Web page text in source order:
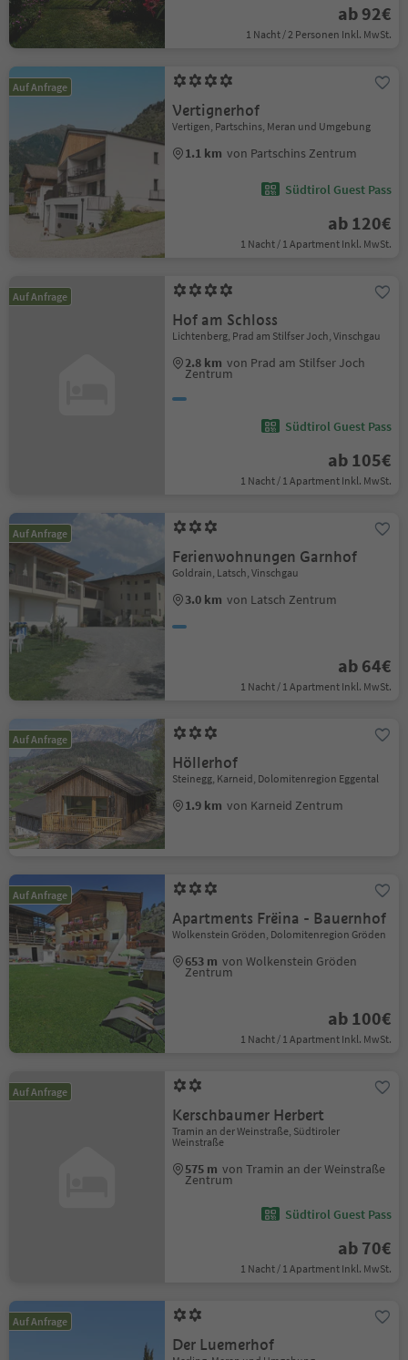
ab 92€
1 Nacht / 2 Personen Inkl. MwSt.
Auf Anfrage
Vertignerhof
Vertigen, Partschins, Meran und Umgebung
1.1 km von Partschins Zentrum
Südtirol Guest Pass
ab 120€
1 Nacht / 1 Apartment Inkl. MwSt.
Auf Anfrage
Hof am Schloss
Lichtenberg, Prad am Stilfser Joch, Vinschgau
2.8 km von Prad am Stilfser Joch
Zentrum
Südtirol Guest Pass
ab 105€
1 Nacht / 1 Apartment Inkl. MwSt.
Auf Anfrage
Ferienwohnungen Garnhof
Goldrain, Latsch, Vinschgau
3.0 km von Latsch Zentrum
ab 64€
1 Nacht / 1 Apartment Inkl. MwSt.
Auf Anfrage
Höllerhof
Steinegg, Karneid, Dolomitenregion Eggental
1.9 km von Karneid Zentrum
Auf Anfrage
Apartments Frëina - Bauernhof
Wolkenstein Gröden, Dolomitenregion Gröden
653 m von Wolkenstein Gröden
Zentrum
ab 100€
1 Nacht / 1 Apartment Inkl. MwSt.
Auf Anfrage
Kerschbaumer Herbert
Tramin an der Weinstraße, Südtiroler
Weinstraße
575 m von Tramin an der Weinstraße
Zentrum
Südtirol Guest Pass
ab 70€
1 Nacht / 1 Apartment Inkl. MwSt.
Auf Anfrage
Der Luemerhof